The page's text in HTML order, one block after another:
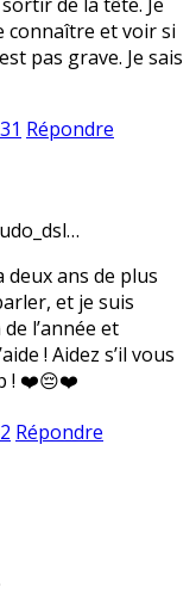
connaître et voir si
pas grave. Je sais
Répondre
deux ans de plus
et je suis
l’année et
! Aidez s’il vous
! ❤️😔❤️
Répondre